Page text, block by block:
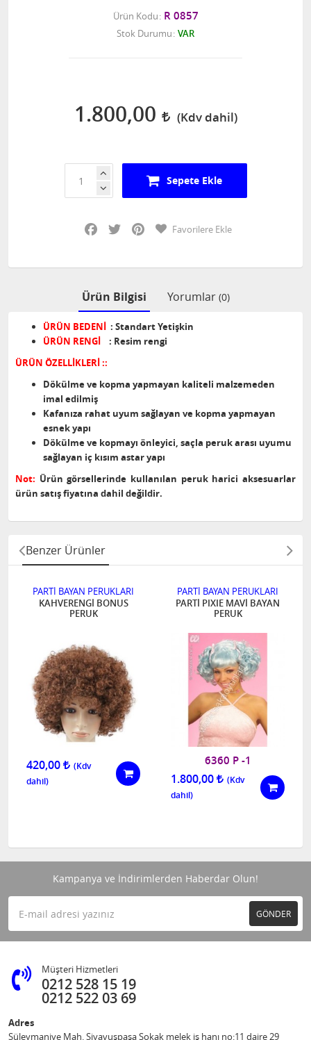
Ürün Kodu R 0857
Stok Durumu VAR
1.800,00
Sepete Ekle
Facebook
Twitter PinterestFavorilere Ekle
Ürün Bilgisi Yorumlar (0)
ÜRÜN BEDENİ : Standart Yetişkin
ÜRÜN RENGİ
: Resim rengi
ÜRÜN ÖZELLİKLERİ ::
Dökülme ve kopma yapmayan kaliteli malzemeden
imal edilmiş
Kafanıza rahat uyum sağlayan ve kopma yapmayan
esnek yapı
Dökülme ve kopmayı önleyici, saçla peruk arası uyumu
sağlayan iç kısım astar yapı
Not: Ürün görsellerinde kullanılan peruk harici aksesuarlar
ürün satış fiyatına dahil değildir.
Benzer Ürünler
PARTİ BAYAN PERUKLARI
KAHVERENGİ BONUS
PERUK
420,00
PARTİ BAYAN PERUKLARI
PARTİ PIXIE MAVİ BAYAN
PERUK
6360 P -1
1.800,00
Kampanya ve İndirimlerden Haberdar Olun!
GÖNDER
Müşteri Hizmetleri
0212 528 15 19
0212 522 03 69
Adres
Süleymaniye Mah. Siyavuşpaşa Sokak melek iş hanı no:11 daire 29